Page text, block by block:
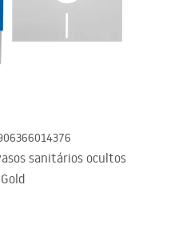
sanitários ocultos